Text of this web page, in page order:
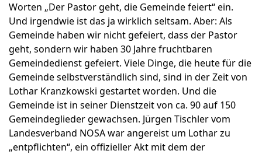
Worten „Der Pastor geht, die Gemeinde feiert“ ein.
Und irgendwie ist das ja wirklich seltsam. Aber: Als
Gemeinde haben wir nicht gefeiert, dass der Pastor
geht, sondern wir haben 30 Jahre fruchtbaren
Gemeindedienst gefeiert. Viele Dinge, die heute für die
Gemeinde selbstverständlich sind, sind in der Zeit von
Lothar Kranzkowski gestartet worden. Und die
Gemeinde ist in seiner Dienstzeit von ca. 90 auf 150
Gemeindeglieder gewachsen. Jürgen Tischler vom
Landesverband NOSA war angereist um Lothar zu
„entpflichten“, ein offizieller Akt mit dem der